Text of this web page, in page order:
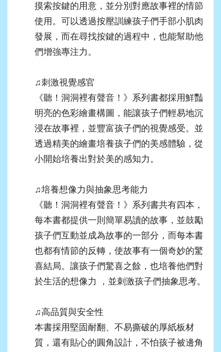
摸索按鍵的用意，並分別對應故事裡的情節
使用。可以透過按壓訓練孩子們手部小肌肉
發展，而在尋找按鍵的過程中，也能幫助他
們增強專注力。
♫ 刺激視覺感官
《聽！洞洞裡有聲音！》系列書都採用鮮豔
明亮的色彩繪畫構圖，能讓孩子們輕易地沉
浸在故事裡，並豐富孩子們的視覺感受。並
透過精美的繪畫培養孩子們的美感體驗，從
小開始培養出對於美的感知力。
♫培養想像力與抽象思考能力
《聽！洞洞裡有聲音！》系列書共有四本，
每本書都提供一則簡單易讀的故事，並鼓勵
孩子們互動並成為故事的一部分，而每本書
也都有情節的反轉，使故事有一個奇妙的驚
喜結局。讓孩子們驚喜之餘，也培養他們對
於生活的想像力 ，並刺激孩子們抽象思考。
♫ 高品質與安全性
本書採用堅固耐翻、不易撕破的厚紙板材
質，還有貼心的圓角設計，不怕孩子被邊角